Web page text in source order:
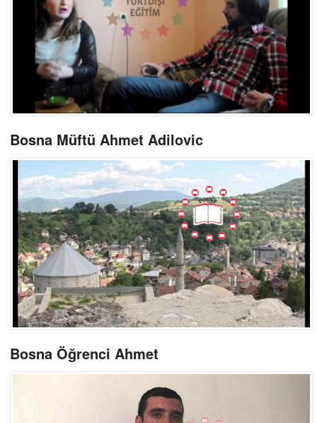
Bosna Müftü Ahmet Adilovic
Bosna Öğrenci Ahmet